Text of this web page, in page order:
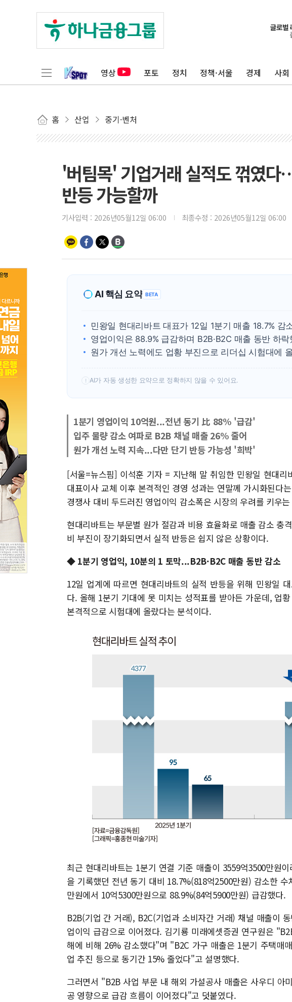
영상 포토 정치 정책·서울 경제 사회
홈 산업 중기·벤처
'버팀목' 기업거래 실적도 꺾였
반등 가능할까
기사입력 : 2026년05월12일 06:00 최종수정 : 2026년05월12일 06:00
AI 핵심 요약 BETA
민왕일 현대리바트 대표가 12일 1분기 매출 18.7% 감
영업이익은 88.9% 급감하며 B2B·B2C 매출 동반 하락
원가 개선 노력에도 업황 부진으로 리더십 시험대에
! AI가 자동 생성한 요약으로 정확하지 않을 수 있어요.
1분기 영업이익 10억원...전년 동기 比 88% '급감'
입주 물량 감소 여파로 B2B 채널 매출 26% 줄어
원가 개선 노력 지속...다만 단기 반등 가능성 '희박'
[서울=뉴스핌] 이석훈 기자 = 지난해 말 취임한 민왕일 현대
대표이사 교체 이후 본격적인 경영 성과는 연말께 가시화된다
경쟁사 대비 두드러진 영업이익 감소폭은 시장의 우려를 키우
현대리바트는 부문별 원가 절감과 비용 효율화로 매출 감소 충
비 부진이 장기화되면서 실적 반등은 쉽지 않은 상황이다.
◆ 1분기 영업익, 10분의 1 토막...B2B·B2C 매출 동반 감소
12일 업계에 따르면 현대리바트의 실적 반등을 위해 민왕일
다. 올해 1분기 기대에 못 미치는 성적표를 받아든 가운데, 업
본격적으로 시험대에 올랐다는 분석이다.
최근 현대리바트는 1분기 연결 기준 매출이 3559억3500만원
을 기록했던 전년 동기 대비 18.7%(818억2500만원) 감소한
만원에서 10억5300만원으로 88.9%(84억5900만원) 급감했다.
B2B(기업 간 거래), B2C(기업과 소비자간 거래) 채널 매출이
업이익 급감으로 이어졌다. 김기룡 미래에셋증권 연구원은
해에 비해 26% 감소했다"며 "B2C 가구 매출은 1분기 주택매
업 추진 등으로 동기간 15% 줄었다"고 설명했다.
그러면서 "B2B 사업 부문 내 해외 가설공사 매출은 사우디 아
공 영향으로 급감 흐름이 이어졌다"고 덧붙였다.